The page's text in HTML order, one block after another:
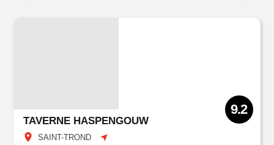
TAVERNE HASPENGOUW
SAINT-TROND
9.2